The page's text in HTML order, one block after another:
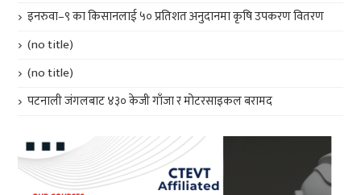
इनरुवा–९ का किसानलाई ५० प्रतिशत अनुदानमा कृषि उपकरण वितरण
(no title)
(no title)
पटनाली जंगलबाट ४३० केजी गाँजा र मोटरसाइकल बरामद